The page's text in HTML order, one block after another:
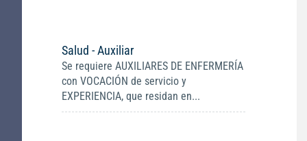
Salud - Auxiliar
Se requiere AUXILIARES DE ENFERMERÍA
con VOCACIÓN de servicio y
EXPERIENCIA, que residan en...